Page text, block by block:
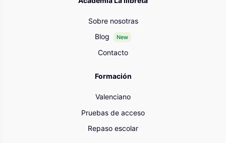
Sobre nosotras
Blog
New
Contacto
Formación
Valenciano
Pruebas de acceso
Repaso escolar